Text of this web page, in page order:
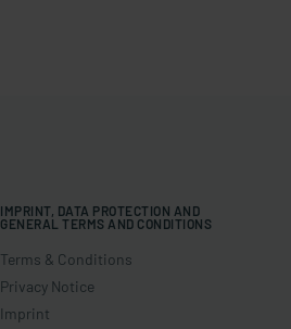
IMPRINT, DATA PROTECTION AND
GENERAL TERMS AND CONDITIONS
Terms & Conditions
Privacy Notice
Imprint